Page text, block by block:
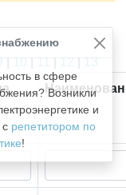
в сфере
Возникли
и
с репетитором по
!
| 10 | 11 | 12 | 13